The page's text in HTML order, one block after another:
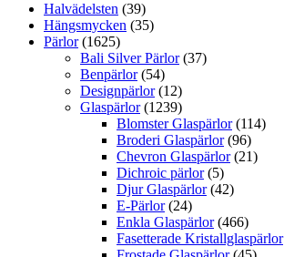
Halvädelsten (39)
Hängsmycken (35)
Pärlor (1625)
Bali Silver Pärlor (37)
Benpärlor (54)
Designpärlor (12)
Glaspärlor (1239)
Blomster Glaspärlor (114)
Broderi Glaspärlor (96)
Chevron Glaspärlor (21)
Dichroic pärlor (5)
Djur Glaspärlor (42)
E-Pärlor (24)
Enkla Glaspärlor (466)
Fasetterade Kristallglaspärlor